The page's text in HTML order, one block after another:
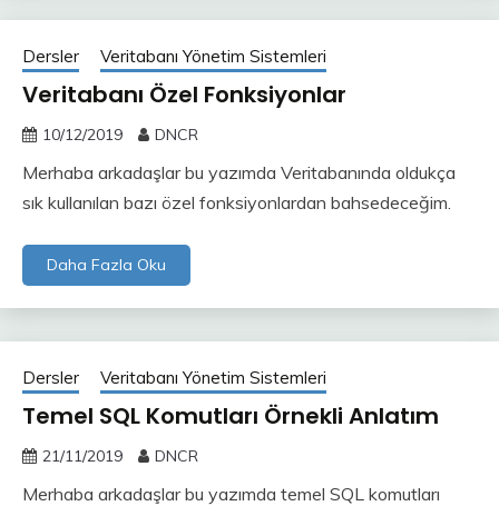
Dersler Veritabanı Yönetim Sistemleri
Veritabanı Özel Fonksiyonlar
10/12/2019 DNCR
Merhaba arkadaşlar bu yazımda Veritabanında oldukça
sık kullanılan bazı özel fonksiyonlardan bahsedeceğim.
Daha Fazla Oku
Dersler Veritabanı Yönetim Sistemleri
Temel SQL Komutları Örnekli Anlatım
21/11/2019 DNCR
Merhaba arkadaşlar bu yazımda temel SQL komutları